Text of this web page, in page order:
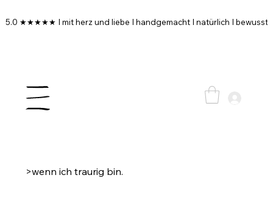
5.0 ★★★★★ I mit herz und liebe I handgemacht I natürlich I bewusst
>wenn ich traurig bin.